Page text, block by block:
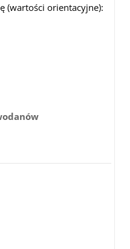
(wartości orientacyjne):